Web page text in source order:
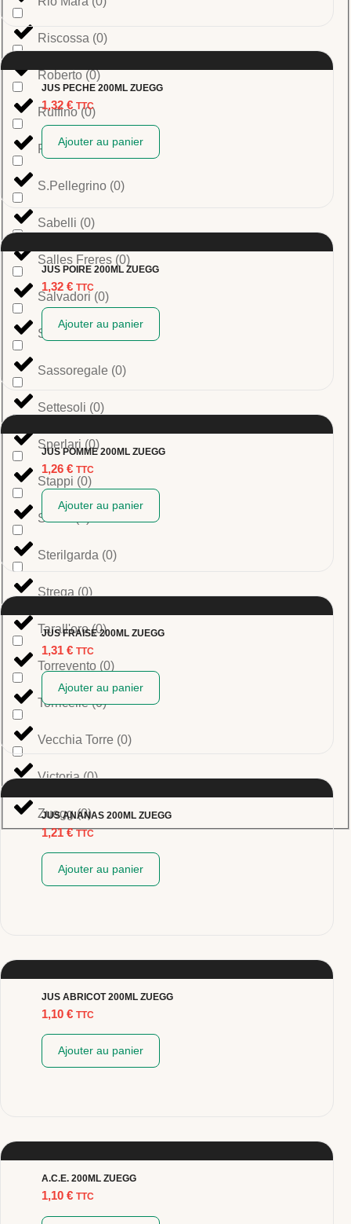
Riscossa (0)
Roberto (0)
Ruffino(0)
Rummo(0 )
S.Pellegrino (0)
Sabelli (0)
Salles Freres (0)
Salvadori (0)
San Benedetto
Sassoregale (0)
Settesoli (0)
Sperlari (0)
Stappi (0)
STER
Sterilgarda (0)
Strega (0)
Tarall'oro(0)
Torrevento (0)
Torricelle(0)
Vecchia Torre (0)
Victoria(0)
Zuegg(0)
JUS PECHE 200ML ZUEGG
1,32 € TTC
Ajouter au panier
JUS POIRE 200ML ZUEGG
1,32 € TTC
Ajouter au panier
JUS POMME 200ML ZUEGG
1,26 € TTC
Ajouter au panier
JUS FRAISE 200ML ZUEGG
1,31 € TTC
Ajouter au panier
JUS ANANAS 200ML ZUEGG
1,21€ TTC
Ajouter au panier
JUS ABRICOT 200ML ZUEGG
1,10 € TTC
Ajouter au panier
A.C.E. 200ML ZUEGG
1,10 € TTC